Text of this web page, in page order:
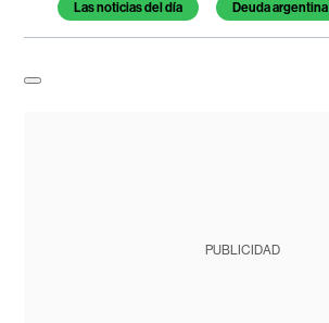
Las noticias del día Deuda argentina
PUBLICIDAD